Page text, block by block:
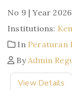
No 9 | Year 2026
Institutions:
In Peraturan
ByAdmin
View Details